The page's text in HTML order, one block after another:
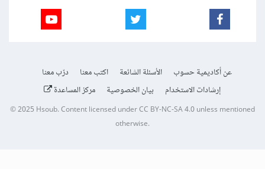
عن أكاديمية حسوب الأسئلة الشائعة اكتب معنا
درّب معنا
إرشادات الاستخدام
بيان الخصوصية مركز المساعدة
© 2025Hsoub.Content licensed underCC BY-NC-SA 4.0unless mentioned
otherwise.